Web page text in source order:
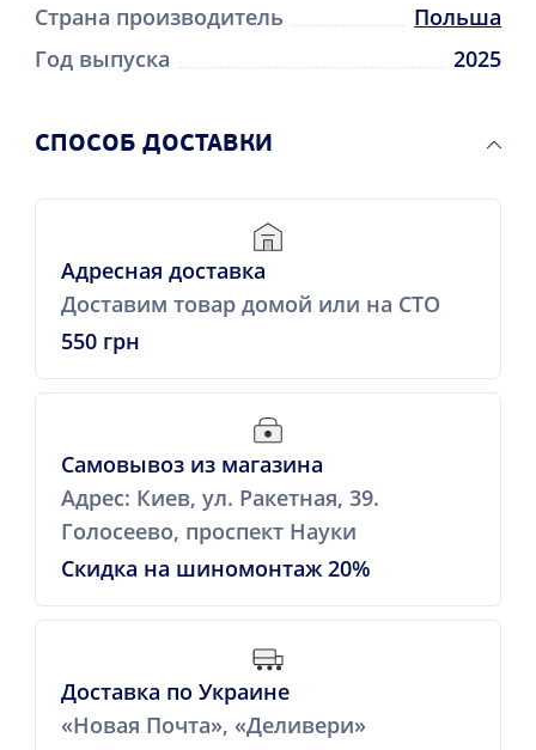
Страна производитель
Польша
Год выпуска
2025
CПОСОБ ДОСТАВКИ
Адресная доставка
Доставим товар домой или на СТО
550 грн
Самовывоз из магазина
Адрес: Киев, ул. Ракетная, 39.
Голосеево, проспект Науки
Скидка на шиномонтаж 20%
Доставка по Украине
«Новая Почта», «Деливери»